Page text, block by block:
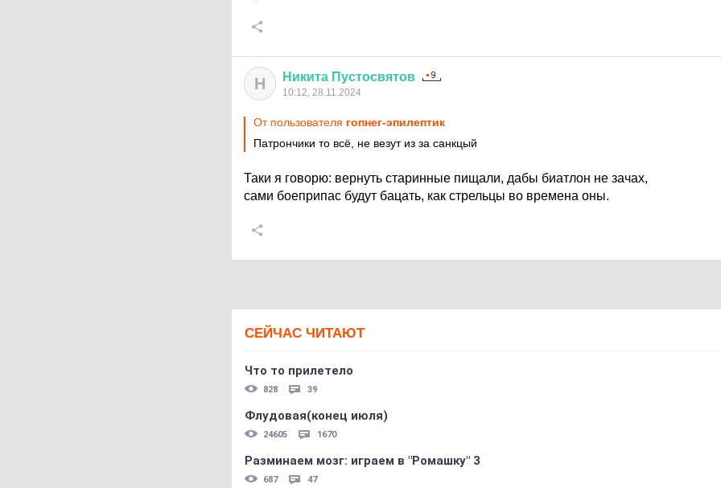
Н Никита Пустосвятов
10:12, 28.11.2024
От пользователя гопнег-эпилептик
Патрончики то всё, не везут из за санкцый
Таки я говорю: вернуть старинные пищали, дабы биатлон не зачах,
сами боеприпас будут бацать, как стрельцы во времена оны.
СЕЙЧАС ЧИТАЮТ
Что то прилетело
828 39
Флудовая(конец июля)
24605 1670
Разминаем мозг: играем в "Ромашку" 3
687 47